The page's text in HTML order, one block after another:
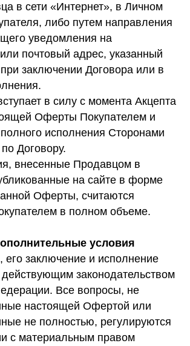
в сети «Интернет», в Личном
либо путем направления
уведомления на
почтовый адрес, указанный
заключении Договора или в
в силу с момента Акцепта
Оферты Покупателем и
исполнения Сторонами
Договору.
внесенные Продавцом в
на сайте в форме
Оферты, считаются
в полном объеме.
условия
его заключение и исполнение
действующим законодательством
Все вопросы, не
настоящей Офертой или
не полностью, регулируются
с материальным правом